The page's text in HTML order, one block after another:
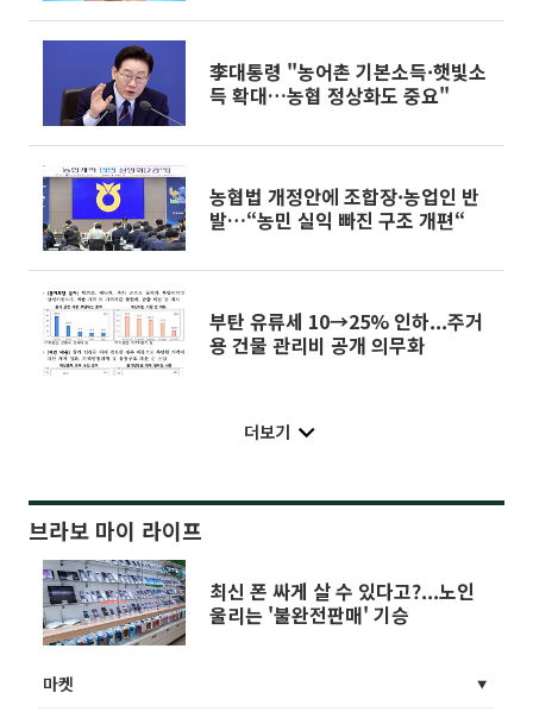
李대통령 "농어촌 기본소득·햇빛소
득 확대…농협 정상화도 중요"
농협법 개정안에 조합장·농업인 반
발…“농민 실익 빠진 구조 개편“
부탄 유류세 10→25% 인하...주거
용 건물 관리비 공개 의무화
더보기
브라보 마이 라이프
최신 폰 싸게 살 수 있다고?...노인
울리는 '불완전판매' 기승
마켓